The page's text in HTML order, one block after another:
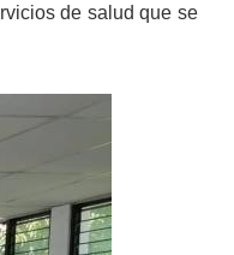
de salud que se